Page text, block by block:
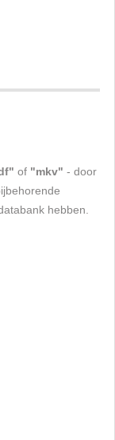
of "mkv" - door
hebben.